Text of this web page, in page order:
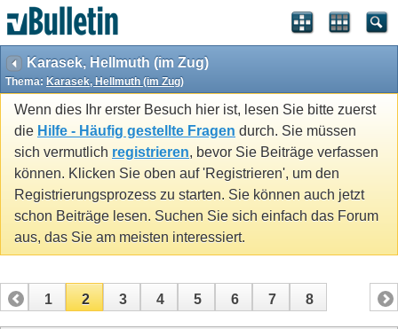
Karasek, Hellmuth (im Zug)
Thema: Karasek, Hellmuth (im Zug)
Wenn dies Ihr erster Besuch hier ist, lesen Sie bitte zuerst
die Hilfe - Häufig gestellte Fragen durch. Sie müssen
sich vermutlich registrieren, bevor Sie Beiträge verfassen
können. Klicken Sie oben auf 'Registrieren', um den
Registrierungsprozess zu starten. Sie können auch jetzt
schon Beiträge lesen. Suchen Sie sich einfach das Forum
aus, das Sie am meisten interessiert.
1 2 3 4 5 6 7 8